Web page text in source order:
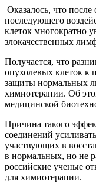
Оказалось, что
последующего
клеток многократно
злокачественных
Получается, что
опухолевых клеток к
защиты нормальных
химиотерапии. Об
медицинской
Причина такого
соединений
участвующих в
в нормальных, но не
российские ученые
для химиотерапии.